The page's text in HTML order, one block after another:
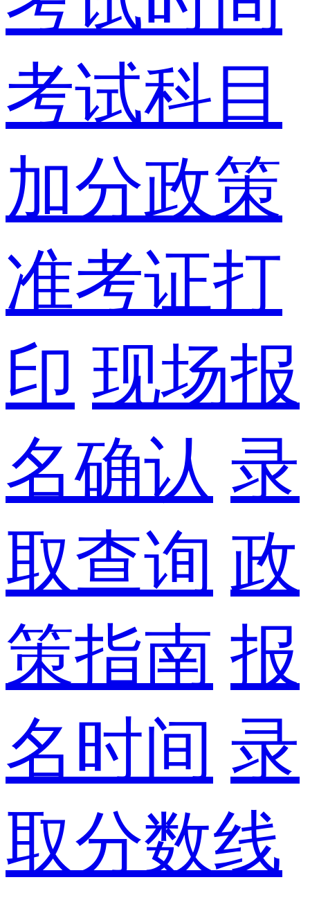
考试科目
加分政策
准考证打
印 现场报
名确认 录
取查询 政
策指南 报
名时间 录
取分数线